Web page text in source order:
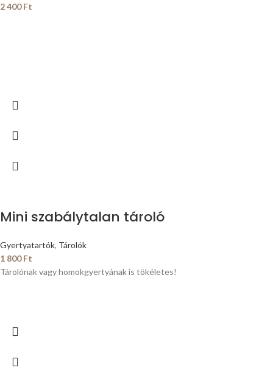
2 400Ft
Mini szabálytalan tároló
Gyertyatartók, Tárolók
1 800Ft
Tárolónak vagy homokgyertyának is tökéletes!